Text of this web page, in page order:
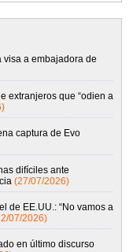
visa a embajadora de
extranjeros que “odien a
captura de Evo
difíciles ante
(27/07/2026)
de EE.UU.: “No vamos a
07/2026)
en último discurso